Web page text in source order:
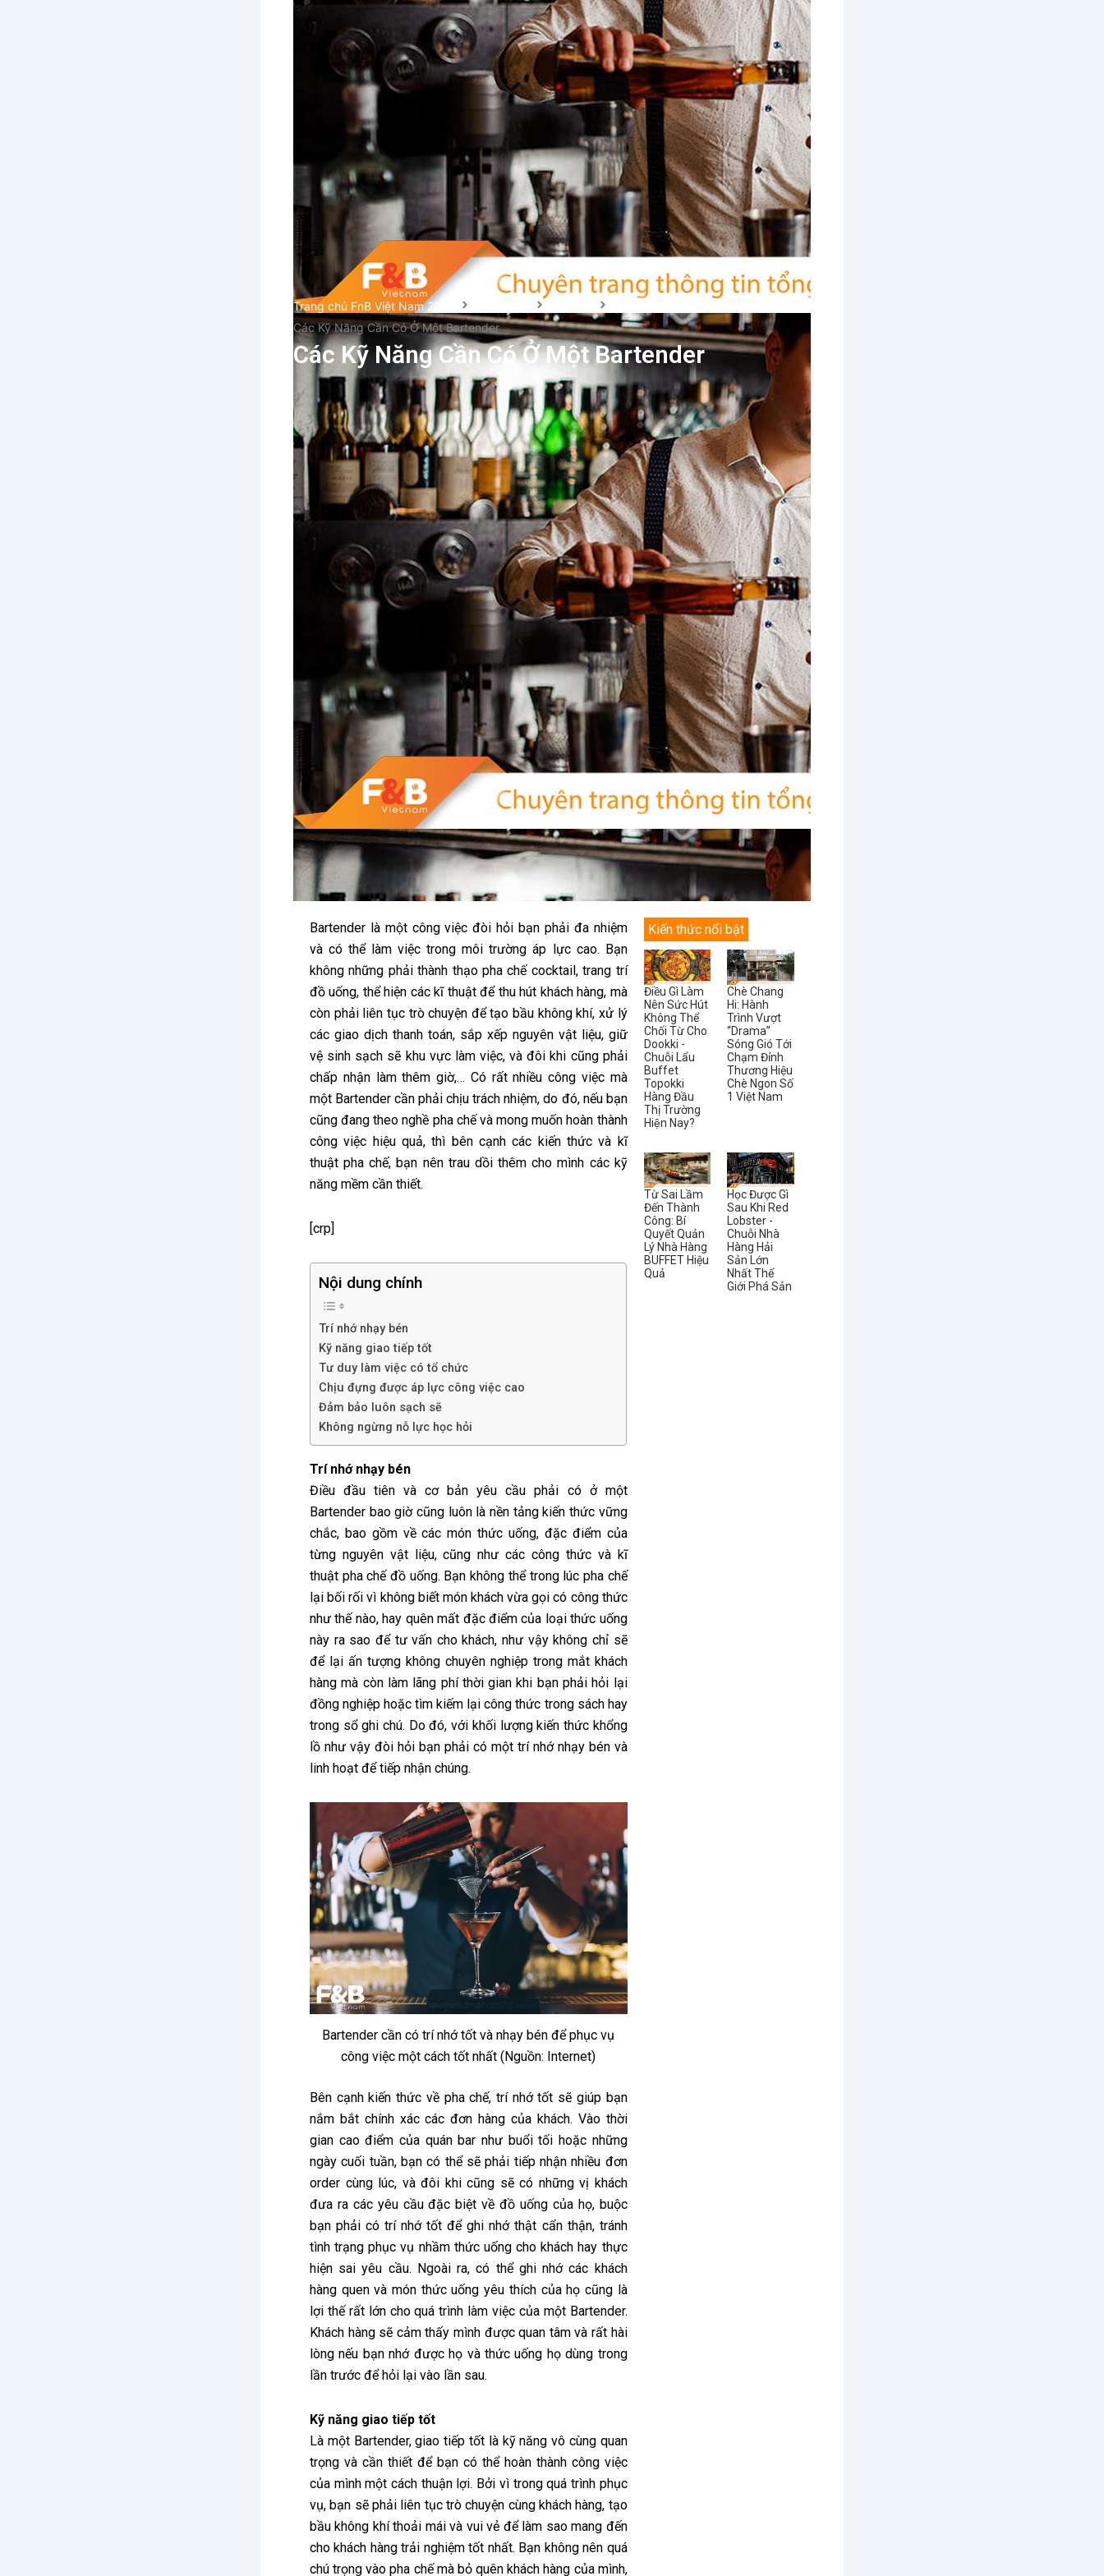
Trang chủ FnB Việt Nam 2024
Các Kỹ Năng Cần Có Ở Một Bartender
Các Kỹ Năng Cần Có Ở Một Bartender
Bartender là một công việc đòi hỏi bạn phải đa nhiệm
và có thể làm việc trong môi trường áp lực cao. Bạn
không những phải thành thạo pha chế cocktail, trang trí
đồ uống, thể hiện các kĩ thuật để thu hút khách hàng, mà
còn phải liên tục trò chuyện để tạo bầu không khí, xử lý
các giao dịch thanh toán, sắp xếp nguyên vật liệu, giữ
vệ sinh sạch sẽ khu vực làm việc, và đôi khi cũng phải
chấp nhận làm thêm giờ,… Có rất nhiều công việc mà
một Bartender cần phải chịu trách nhiệm, do đó, nếu bạn
cũng đang theo nghề pha chế và mong muốn hoàn thành
công việc hiệu quả, thì bên cạnh các kiến thức và kĩ
thuật pha chế, bạn nên trau dồi thêm cho mình các kỹ
năng mềm cần thiết.
[crp]
Nội dung chính
Trí nhớ nhạy bén
Kỹ năng giao tiếp tốt
Tư duy làm việc có tổ chức
Chịu đựng được áp lực công việc cao
Đảm bảo luôn sạch sẽ
Không ngừng nỗ lực học hỏi
Trí nhớ nhạy bén
Điều đầu tiên và cơ bản yêu cầu phải có ở một
Bartender bao giờ cũng luôn là nền tảng kiến thức vững
chắc, bao gồm về các món thức uống, đặc điểm của
từng nguyên vật liệu, cũng như các công thức và kĩ
thuật pha chế đồ uống. Bạn không thể trong lúc pha chế
lại bối rối vì không biết món khách vừa gọi có công thức
như thế nào, hay quên mất đặc điểm của loại thức uống
này ra sao để tư vấn cho khách, như vậy không chỉ sẽ
để lại ấn tượng không chuyên nghiệp trong mắt khách
hàng mà còn làm lãng phí thời gian khi bạn phải hỏi lại
đồng nghiệp hoặc tìm kiếm lại công thức trong sách hay
trong sổ ghi chú. Do đó, với khối lượng kiến thức khổng
lồ như vậy đòi hỏi bạn phải có một trí nhớ nhạy bén và
linh hoạt để tiếp nhận chúng.
Bartender cần có trí nhớ tốt và nhạy bén để phục vụ
công việc một cách tốt nhất (Nguồn: Internet)
Bên cạnh kiến thức về pha chế, trí nhớ tốt sẽ giúp bạn
nắm bắt chính xác các đơn hàng của khách. Vào thời
gian cao điểm của quán bar như buổi tối hoặc những
ngày cuối tuần, bạn có thể sẽ phải tiếp nhận nhiều đơn
order cùng lúc, và đôi khi cũng sẽ có những vị khách
đưa ra các yêu cầu đặc biệt về đồ uống của họ, buộc
bạn phải có trí nhớ tốt để ghi nhớ thật cẩn thận, tránh
tình trạng phục vụ nhầm thức uống cho khách hay thực
hiện sai yêu cầu. Ngoài ra, có thể ghi nhớ các khách
hàng quen và món thức uống yêu thích của họ cũng là
lợi thế rất lớn cho quá trình làm việc của một Bartender.
Khách hàng sẽ cảm thấy mình được quan tâm và rất hài
lòng nếu bạn nhớ được họ và thức uống họ dùng trong
lần trước để hỏi lại vào lần sau.
Kỹ năng giao tiếp tốt
Là một Bartender, giao tiếp tốt là kỹ năng vô cùng quan
trọng và cần thiết để bạn có thể hoàn thành công việc
của mình một cách thuận lợi. Bởi vì trong quá trình phục
vụ, bạn sẽ phải liên tục trò chuyện cùng khách hàng, tạo
bầu không khí thoải mái và vui vẻ để làm sao mang đến
cho khách hàng trải nghiệm tốt nhất. Bạn không nên quá
chú trọng vào pha chế mà bỏ quên khách hàng của mình,
Kiến thức nổi bật
Điều Gì Làm
Nên Sức Hút
Không Thể
Chối Từ Cho
Dookki -
Chuỗi Lẩu
Buffet
Topokki
Hàng Đầu
Thị Trường
Hiện Nay?
Chè Chang
Hi: Hành
Trình Vượt
“Drama”
Sóng Gió Tới
Chạm Đỉnh
Thương Hiệu
Chè Ngon Số
1 Việt Nam
Từ Sai Lầm
Đến Thành
Công: Bí
Quyết Quản
Lý Nhà Hàng
BUFFET Hiệu
Quả
Học Được Gì
Sau Khi Red
Lobster -
Chuỗi Nhà
Hàng Hải
Sản Lớn
Nhất Thế
Giới Phá Sản